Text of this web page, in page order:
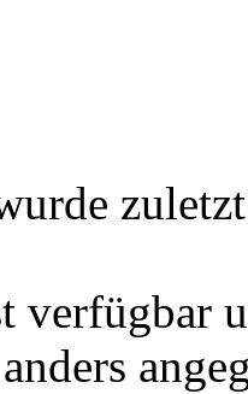
verfügbar